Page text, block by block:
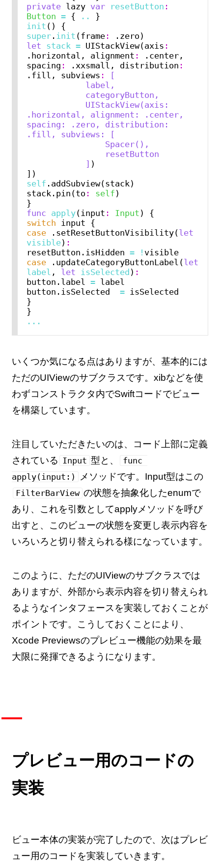
private lazy var resetButton :
Button = { ..
init
super. init (frame:
let stack = UIStackView(axis :
.horizontal, alignment :
.center,
spacing : .xxsmall, distribution :
.fill, subviews :
[
            label,
            categoryButton,
.horizontal, alignment: .center,
spacing: .zero, distribution:
.fill, subviews: [
                Spacer(),
                resetButton
            ]
)
self .addSubview(stack)
stack.pin(to : self )
func apply(input : Input
switch
case .setResetButtonVisibility(let
visible) :
resetButton.isHidden = !
visible
case .updateCategoryButtonLabel(let
label , let isSelected ) :
button.label = label
button.isSelected = isSelected
}
...
いくつか気になる点はありますが、基本的には
ただのUIViewのサブクラスです。xibなどを使
わずコンストラクタ内でSwiftコードでビュー
を構築しています。
注目していただきたいのは、コード上部に定義
されている Input 型と、
func
apply(input:)
メソッドです。Input型はこの
FilterBarView の状態を抽象化したenumで
あり、これを引数としてapplyメソッドを呼び
出すと、このビューの状態を変更し表示内容を
いろいろと切り替えられる様になっています。
このように、ただのUIViewのサブクラスでは
ありますが、外部から表示内容を切り替えられ
るようなインタフェースを実装しておくことが
ポイントです。こうしておくことにより、
Xcode Previewsのプレビュー機能の効果を最
大限に発揮できるようになります。
プレビュー用のコードの
実装
ビュー本体の実装が完了したので、次はプレビ
ュー用のコードを実装していきます。